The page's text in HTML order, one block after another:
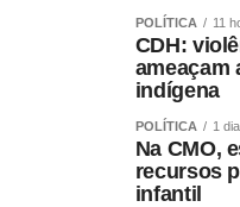
Neste trimestre,
construção das
em operação prevista
POLÍTICA 11
CDH:
ameaçam
indígena
POLÍTICA 1
Na CMO,
recursos
infantil